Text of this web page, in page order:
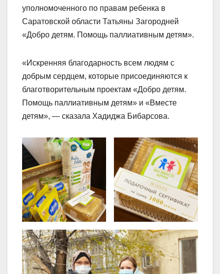
уполномоченного по правам ребенка в
Саратовской области Татьяны Загородней
«Добро детям. Помощь паллиативным детям».
«Искренняя благодарность всем людям с
добрым сердцем, которые присоединяются к
благотворительным проектам «Добро детям.
Помощь паллиативным детям» и «Вместе
детям», — сказала Хадиджа Бибарсова.